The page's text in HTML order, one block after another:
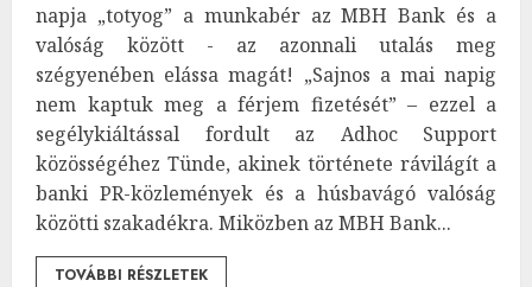
napja „totyog” a munkabér az MBH Bank és a
valóság között - az azonnali utalás meg
szégyenében elássa magát! „Sajnos a mai napig
nem kaptuk meg a férjem fizetését” – ezzel a
segélykiáltással fordult az Adhoc Support
közösségéhez Tünde, akinek története rávilágít a
banki PR-közlemények és a húsbavágó valóság
közötti szakadékra. Miközben az MBH Bank...
TOVÁBBI RÉSZLETEK